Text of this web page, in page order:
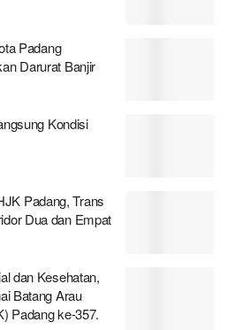
Padang
Darurat Banjir
Kondisi
Padang, Trans
Dua dan Empat
dan Kesehatan,
Batang Arau
Padang ke-357.